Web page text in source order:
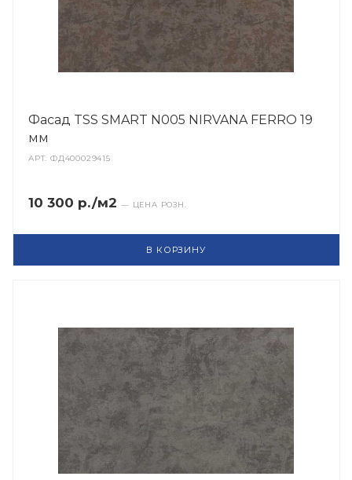
Фасад TSS SMART N005 NIRVANA FERRO 19
мм
АРТ.ФД400029415
10 300 р./м2 — ЦЕНА РОЗН.
В КОРЗИНУ